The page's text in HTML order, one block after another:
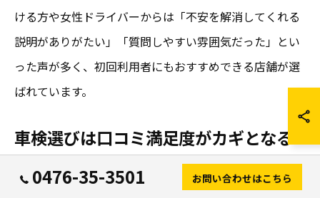
ける方や女性ドライバーからは「不安を解消してくれる
説明がありがたい」「質問しやすい雰囲気だった」とい
った声が多く、初回利用者にもおすすめできる店舗が選
ばれています。
車検選びは口コミ満足度がカギとなる
最終的に車検を選ぶ際には、口コミ満足度の高さが店舗
選びの大きなカギとなります。満足度の高い口コミが多
0476-35-3501 お問い合わせはこちら